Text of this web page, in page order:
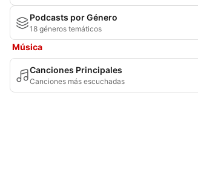
Podcasts por Género
18 géneros temáticos
Música
Canciones Principales
Canciones más escuchadas